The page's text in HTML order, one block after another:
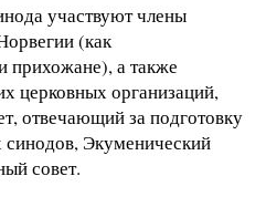
участвуют члены
(как
прихожане), а также
церковных организаций,
отвечающий за подготовку
Экуменический
совет.